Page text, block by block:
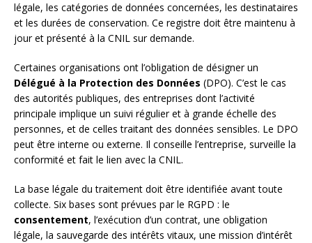
légale, les catégories de données concernées, les destinataires
et les durées de conservation. Ce registre doit être maintenu à
jour et présenté à la CNIL sur demande.
Certaines organisations ont l’obligation de désigner un
Délégué à la Protection des Données (DPO). C’est le cas
des autorités publiques, des entreprises dont l’activité
principale implique un suivi régulier et à grande échelle des
personnes, et de celles traitant des données sensibles. Le DPO
peut être interne ou externe. Il conseille l’entreprise, surveille la
conformité et fait le lien avec la CNIL.
La base légale du traitement doit être identifiée avant toute
collecte. Six bases sont prévues par le RGPD : le
consentement, l’exécution d’un contrat, une obligation
légale, la sauvegarde des intérêts vitaux, une mission d’intérêt